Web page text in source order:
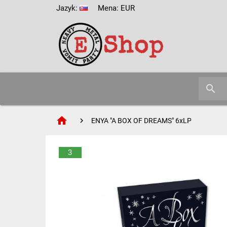
Jazyk: Mena: EUR
search
home ENYA "A BOX OF DREAMS" 6xLP
3